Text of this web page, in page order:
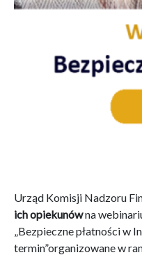
Urząd Komisji Nadzoru
ich opiekunówna
„Bezpieczne płatności w
termin”organizowane w